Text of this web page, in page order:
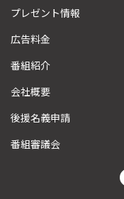
プレゼント情報
広告料金
番組紹介
会社概要
後援名義申請
番組審議会